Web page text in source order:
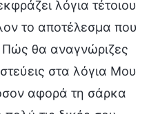
λόγια τέτοιου
το αποτέλεσμα που
Πώς θα αναγνώριζες
στα λόγια Μου
αφορά τη σάρκα